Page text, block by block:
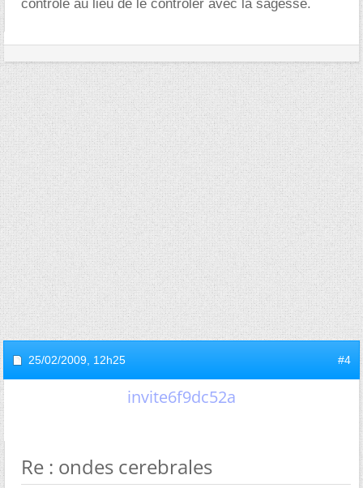
controle au lieu de le controler avec la sagesse.
25/02/2009, 12h25 #4
invite6f9dc52a
Re : ondes cerebrales